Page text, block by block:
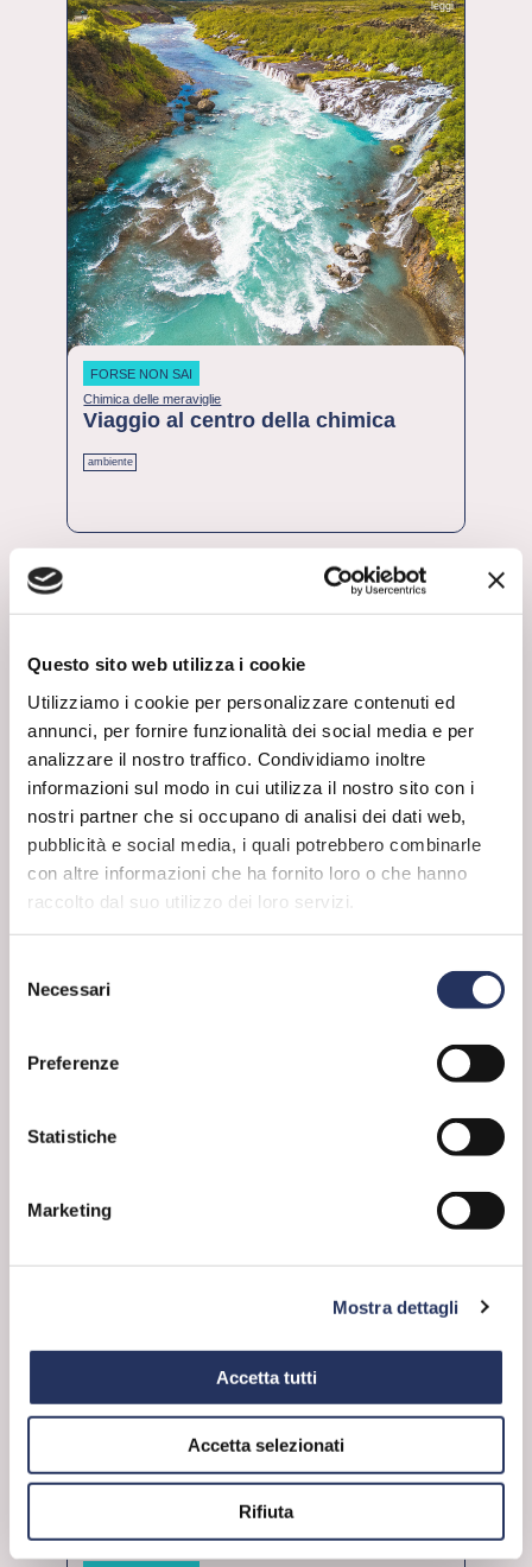
Questo sito web utilizza i cookie
Utilizziamo i cookie per personalizzare contenuti ed
annunci, per fornire funzionalità dei social media e per
analizzare il nostro traffico. Condividiamo inoltre
informazioni sul modo in cui utilizza il nostro sito con i
nostri partner che si occupano di analisi dei dati web,
pubblicità e social media, i quali potrebbero combinarle
con altre informazioni che ha fornito loro o che hanno
raccolto dal suo utilizzo dei loro servizi.
delNecessari
Preferenze
Statistiche
Marketing
Mostra dettagli
Accetta tutti
Accetta selezionati
Rifiuta
leggi
FORSE NON SAI
Chimica delle meraviglie
Viaggio al centro della chimica
ambiente
Chimica del cibo
leggi